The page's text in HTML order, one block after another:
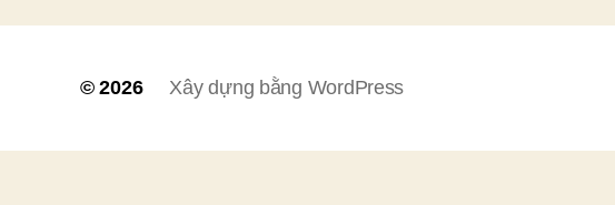
© 2026 Xây dựng bằng WordPress